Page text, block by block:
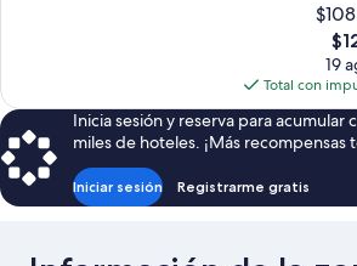
El
es
de
19
Total con
Inicia sesión y reserva para acumular
miles de hoteles. ¡Más recompensas
Iniciar sesión Registrarme gratis